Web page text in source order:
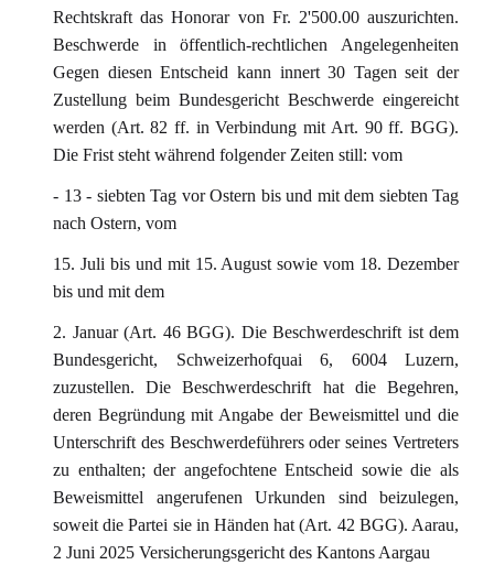
Rechtskraft das Honorar von Fr. 2'500.00 auszurichten.
Beschwerde in öffentlich-rechtlichen Angelegenheiten
Gegen diesen Entscheid kann innert 30 Tagen seit der
Zustellung beim Bundesgericht Beschwerde eingereicht
werden (Art. 82 ff. in Verbindung mit Art. 90 ff. BGG).
Die Frist steht während folgender Zeiten still: vom
- 13 - siebten Tag vor Ostern bis und mit dem siebten Tag
nach Ostern, vom
15. Juli bis und mit 15. August sowie vom 18. Dezember
bis und mit dem
2. Januar (Art. 46 BGG). Die Beschwerdeschrift ist dem
Bundesgericht, Schweizerhofquai 6, 6004 Luzern,
zuzustellen. Die Beschwerdeschrift hat die Begehren,
deren Begründung mit Angabe der Beweismittel und die
Unterschrift des Beschwerdeführers oder seines Vertreters
zu enthalten; der angefochtene Entscheid sowie die als
Beweismittel angerufenen Urkunden sind beizulegen,
soweit die Partei sie in Händen hat (Art. 42 BGG). Aarau,
2 Juni 2025 Versicherungsgericht des Kantons Aargau